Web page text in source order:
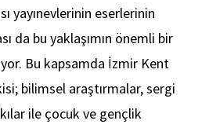
yayınevlerinin eserlerinin
da bu yaklaşımın önemli bir
Bu kapsamda İzmir Kent
bilimsel araştırmalar, sergi
ile çocuk ve gençlik